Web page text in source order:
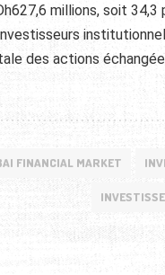
millions, soit 34,3
des actions
FINANCIAL MARKET